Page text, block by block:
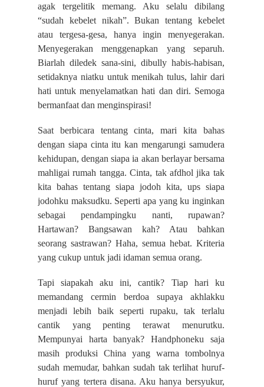
agak tergelitik memang. Aku selalu dibilang
“sudah kebelet nikah”. Bukan tentang kebelet
atau tergesa-gesa, hanya ingin menyegerakan.
Menyegerakan menggenapkan yang separuh.
Biarlah diledek sana-sini, dibully habis-habisan,
setidaknya niatku untuk menikah tulus, lahir dari
hati untuk menyelamatkan hati dan diri. Semoga
bermanfaat dan menginspirasi!
Saat berbicara tentang cinta, mari kita bahas
dengan siapa cinta itu kan mengarungi samudera
kehidupan, dengan siapa ia akan berlayar bersama
mahligai rumah tangga. Cinta, tak afdhol jika tak
kita bahas tentang siapa jodoh kita, ups siapa
jodohku maksudku. Seperti apa yang ku inginkan
sebagai pendampingku nanti, rupawan?
Hartawan? Bangsawan kah? Atau bahkan
seorang sastrawan? Haha, semua hebat. Kriteria
yang cukup untuk jadi idaman semua orang.
Tapi siapakah aku ini, cantik? Tiap hari ku
memandang cermin berdoa supaya akhlakku
menjadi lebih baik seperti rupaku, tak terlalu
cantik yang penting terawat menurutku.
Mempunyai harta banyak? Handphoneku saja
masih produksi China yang warna tombolnya
sudah memudar, bahkan sudah tak terlihat huruf-
huruf yang tertera disana. Aku hanya bersyukur,